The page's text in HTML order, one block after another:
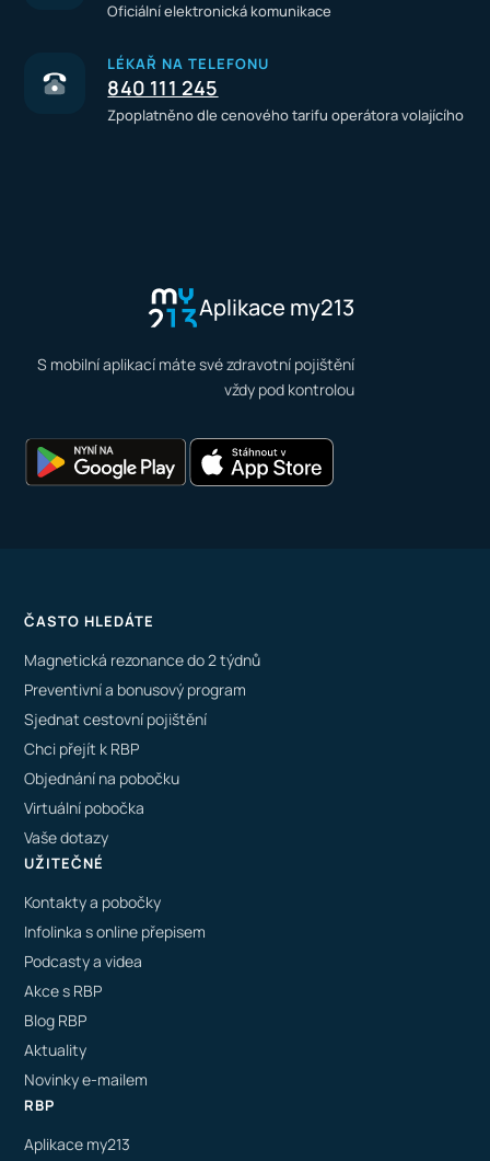
Oficiální elektronická komunikace
LÉKAŘ NA TELEFONU
840 111 245
Zpoplatněno dle cenového tarifu operátora volajícího
Aplikace my213
S mobilní aplikací máte své zdravotní pojištění
vždy pod kontrolou
ČASTO HLEDÁTE
Magnetická rezonance do 2 týdnů
Preventivní a bonusový program
Sjednat cestovní pojištění
Chci přejít k RBP
Objednání na pobočku
Virtuální pobočka
Vaše dotazy
UŽITEČNÉ
Kontakty a pobočky
Infolinka s online přepisem
Podcasty a videa
Akce s RBP
Blog RBP
Aktuality
Novinky e-mailem
RBP
Aplikace my213